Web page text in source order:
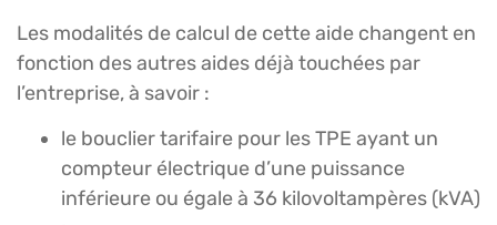
Les modalités de calcul de cette aide changent en
fonction des autres aides déjà touchées par
l’entreprise, à savoir :
le bouclier tarifaire pour les TPE ayant un
compteur électrique d’une puissance
inférieure ou égale à 36 kilovoltampères (kVA)